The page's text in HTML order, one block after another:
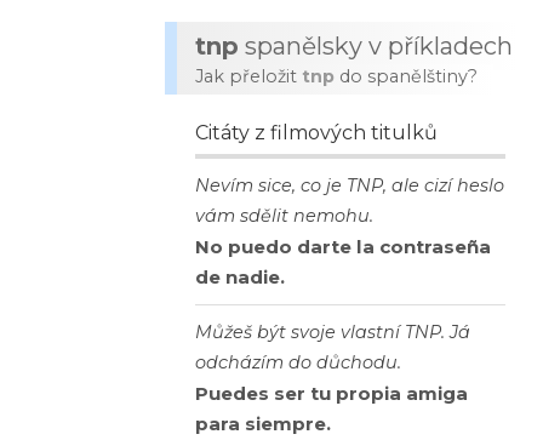
tnp spanělsky v příkladech
Jak přeložit tnp do spanělštiny?
Citáty z filmových titulků
Nevím sice, co je TNP, ale cizí heslo
vám sdělit nemohu.
No puedo darte la contraseña
de nadie.
Můžeš být svoje vlastní TNP. Já
odcházím do důchodu.
Puedes ser tu propia amiga
para siempre.